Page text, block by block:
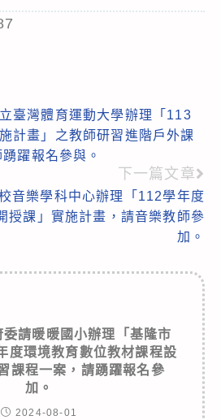
臺灣體育運動大學辦理「113
計畫」之教師研習進階戶外課
躍報名參與。
下一篇文章
音樂學科中心辦理「112學年度
授課」實施計畫，請音樂教師參
加。
請暖暖國小辦理「基隆市
度環境教育數位教材課程設
課程一案，請踴躍報名參
加。
2024-08-01